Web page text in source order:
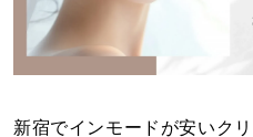
新宿でインモードが安いク